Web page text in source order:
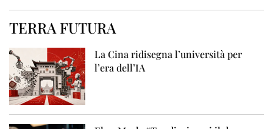
TERRA FUTURA
La Cina ridisegna l’università per
l’era dell’IA